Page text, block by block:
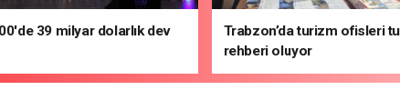
39 milyar dolarlık dev
Trabzon’da turizm ofisleri
rehberi oluyor